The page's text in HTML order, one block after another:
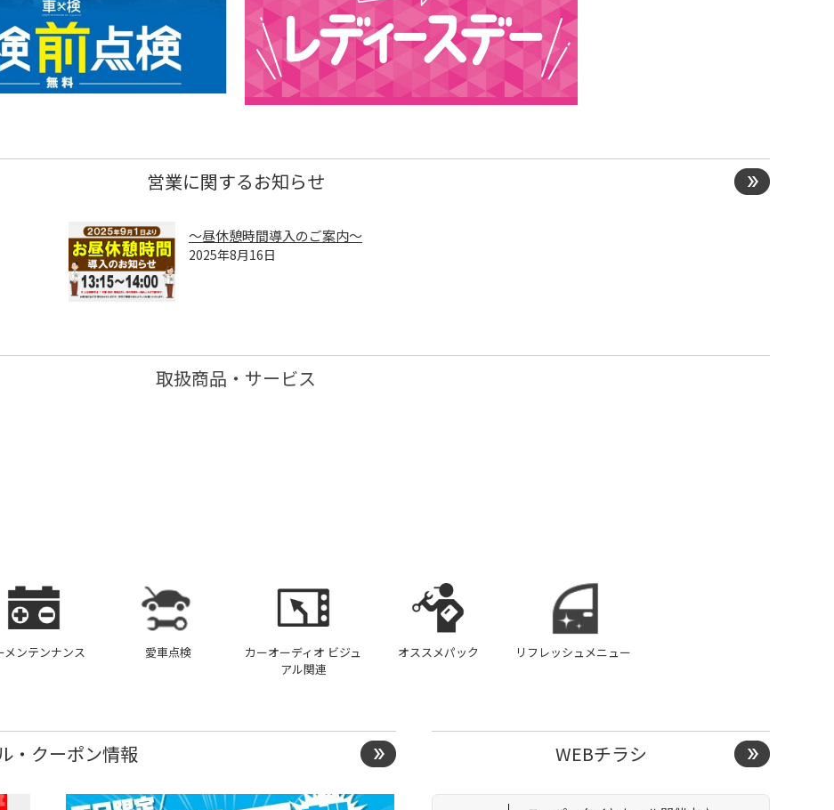
営業に関するお知らせ
～昼休憩時間導入のご案内～
2025年8月16日
取扱商品・サービス
メンテンナンス 愛車点検
カーオーディオ ビジュ
アル関連
オススメパック リフレッシュメニュー
・クーポン情報 WEBチラシ